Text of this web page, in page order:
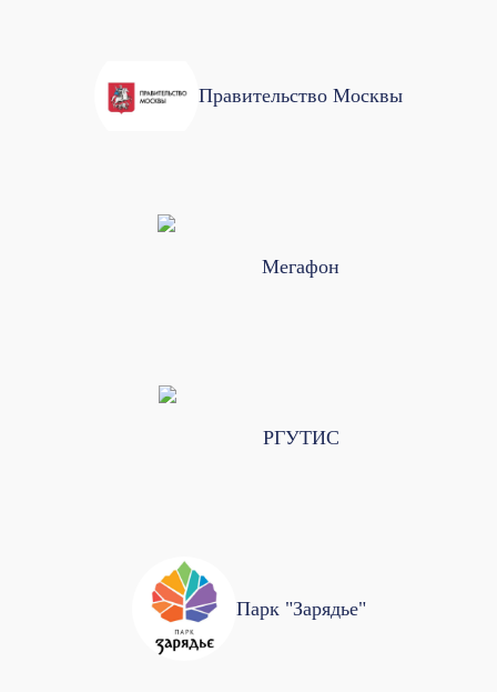
Правительство Москвы
Мегафон
РГУТИС
Парк "Зарядье"